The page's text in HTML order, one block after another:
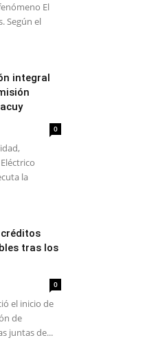
El
Según el
integral
0
la
tras los
0
el inicio de
de
juntas de...